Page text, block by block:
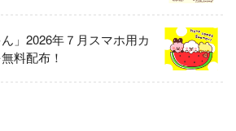
ん」2026年７月スマホ用カ
料配布！